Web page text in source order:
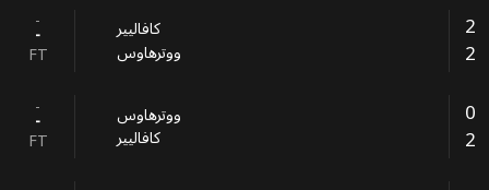
--
FT
كافاليير
ووترهاوس
2
2
--
FT
ووترهاوس
كافاليير
0
2